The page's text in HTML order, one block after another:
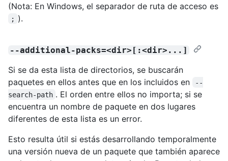
(Nota: En Windows, el separador de ruta de acceso es
; ).
--additional-packs=<dir>[:<dir>...]
Si se da esta lista de directorios, se buscarán
paquetes en ellos antes que en los incluidos en
--
search-path . El orden entre ellos no importa; si se
encuentra un nombre de paquete en dos lugares
diferentes de esta lista es un error.
Esto resulta útil si estás desarrollando temporalmente
una versión nueva de un paquete que también aparece